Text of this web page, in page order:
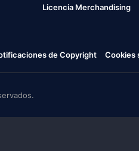
Licencia Merchandising
de Copyright Cookies